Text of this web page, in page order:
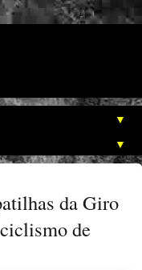
▼
▼
da Giro
de